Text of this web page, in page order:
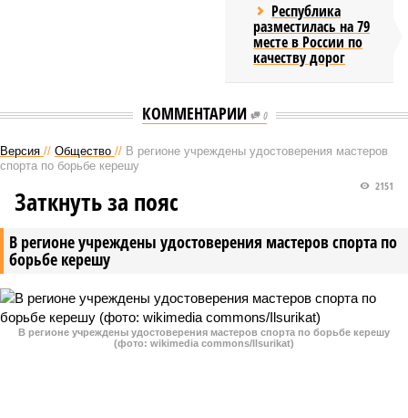
Республика
разместилась на 79
месте в России по
качеству дорог
КОММЕНТАРИИ 0
Версия // Общество // В регионе учреждены удостоверения мастеров
спорта по борьбе керешу
В регионе учреждены удостоверения мастеров спорта по
борьбе керешу
2151
Заткнуть за пояс
В регионе учреждены удостоверения мастеров спорта по борьбе керешу
(фото: wikimedia commons/Ilsurikat)